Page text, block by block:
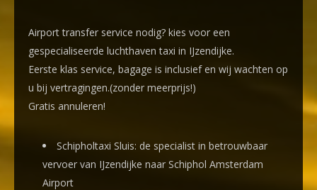
Airport transfer service nodig? kies voor een
gespecialiseerde luchthaven taxi in IJzendijke.
Eerste klas service, bagage is inclusief en wij wachten op
u bij vertragingen.(zonder meerprijs!)
Gratis annuleren!
Schipholtaxi Sluis: de specialist in betrouwbaar
vervoer van IJzendijke naar Schiphol Amsterdam
Airport